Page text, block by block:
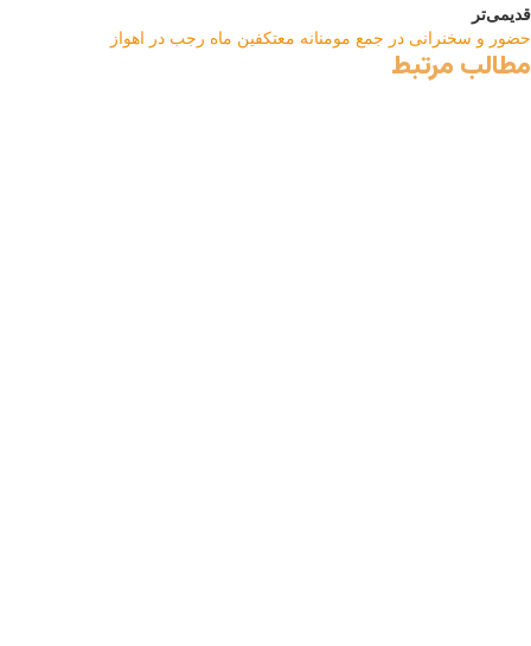
قدیمی‌تر
حضور و سخنرانی در جمع مومنانه معتکفین ماه رجب در اهواز
مطالب مرتبط